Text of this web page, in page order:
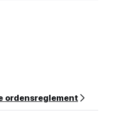
ordensreglement